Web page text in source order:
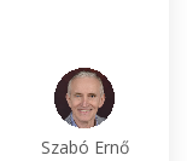
Szabó Ernő